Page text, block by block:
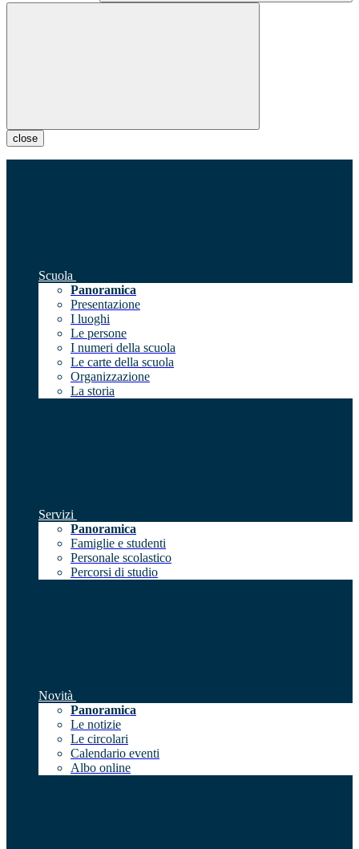
close
Scuola
Panoramica
Presentazione
I luoghi
Le persone
I numeri della scuola
Le carte della scuola
Organizzazione
La storia
Servizi
Panoramica
Famiglie e studenti
Personale scolastico
Percorsi di studio
Novità
Panoramica
Le notizie
Le circolari
Calendario eventi
Albo online